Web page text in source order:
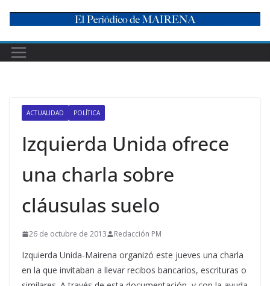
content
ACTUALIDAD POLÍTICA
Izquierda Unida ofrece
una charla sobre
cláusulas suelo
26 de octubre de 2013 Redacción PM
Izquierda Unida-Mairena organizó este jueves una charla
en la que invitaban a llevar recibos bancarios, escrituras o